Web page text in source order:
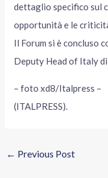
dettaglio specifico sul
opportunità e le
Il Forum si è concluso
Deputy Head of Italy
– foto xd8/Italpress –
(ITALPRESS).
← Previous Post